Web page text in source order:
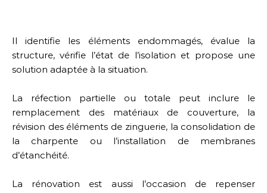
Il identifie les éléments endommagés, évalue la
structure, vérifie l’état de l’isolation et propose une
solution adaptée à la situation.
La réfection partielle ou totale peut inclure le
remplacement des matériaux de couverture, la
révision des éléments de zinguerie, la consolidation de
la charpente ou l’installation de membranes
d’étanchéité.
La rénovation est aussi l’occasion de repenser